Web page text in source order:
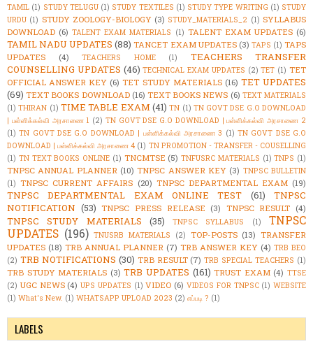
TAMIL (1) STUDY TELUGU (1) STUDY TEXTILES (1) STUDY TYPE WRITING (1) STUDY
URDU (1) STUDY ZOOLOGY-BIOLOGY (3) STUDY_MATERIALS_2 (1) SYLLABUS
DOWNLOAD (6) TALENT EXAM MATERIALS (1) TALENT EXAM UPDATES (6)
TAMIL NADU UPDATES (88) TANCET EXAM UPDATES (3) TAPS (1) TAPS
UPDATES
(4) TEACHERS HOME (1)
TEACHERS TRANSFER
COUNSELLING UPDATES (46) TECHNICAL EXAM UPDATES (2) TET (1) TET
OFFICIAL ANSWER KEY (6) TET STUDY MATERIALS (16) TET UPDATES
(69) TEXT BOOKS DOWNLOAD (16) TEXT BOOKS NEWS (6) TEXT MATERIALS
(1) THIRAN (1) TIME TABLE EXAM (41) TN (1) TN GOVT DSE G.O DOWNLOAD
| பள்ளிக்கல்வி அரசாணை 1 (2) TN GOVT DSE G.O DOWNLOAD | பள்ளிக்கல்வி அரசாணை 2
(1) TN GOVT DSE G.O DOWNLOAD | பள்ளிக்கல்வி அரசாணை 3 (1) TN GOVT DSE G.O
DOWNLOAD | பள்ளிக்கல்வி அரசாணை 4 (1) TN PROMOTION - TRANSFER - COUSELLING
(1) TN TEXT BOOKS ONLINE (1) TNCMTSE (5) TNFUSRC MATERIALS (1) TNPS (1)
TNPSC ANNUAL PLANNER (10) TNPSC ANSWER KEY (3) TNPSC BULLETIN
(1) TNPSC CURRENT AFFAIRS (20) TNPSC DEPARTMENTAL EXAM (19)
TNPSC DEPARTMENTAL EXAM ONLINE TEST (61)
TNPSC
NOTIFICATION (53) TNPSC PRESS RELEASE (3) TNPSC RESULT (4)
TNPSC STUDY MATERIALS (35) TNPSC SYLLABUS (1)
TNPSC
UPDATES (196) TNUSRB MATERIALS (2) TOP-POSTS (13) TRANSFER
UPDATES (18) TRB ANNUAL PLANNER (7) TRB ANSWER KEY (4) TRB BEO
(2) TRB NOTIFICATIONS (30) TRB RESULT (7) TRB SPECIAL TEACHERS (1)
TRB STUDY MATERIALS (3) TRB UPDATES (161) TRUST EXAM (4) TTSE
(2) UGC NEWS (4) UPS UPDATES (1) VIDEO (6) VIDEOS FOR TNPSC (1) WEBSITE
(1) What's New. (1) WHATSAPP UPLOAD 2023 (2) எப்படி ? (1)
LABELS